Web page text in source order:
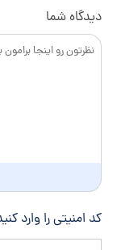
ا
د
گ
دیدگاه شما
کد امنیتی را وارد